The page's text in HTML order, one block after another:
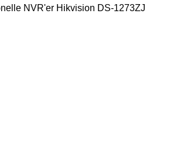
NVR'er Hikvision DS-1273ZJ